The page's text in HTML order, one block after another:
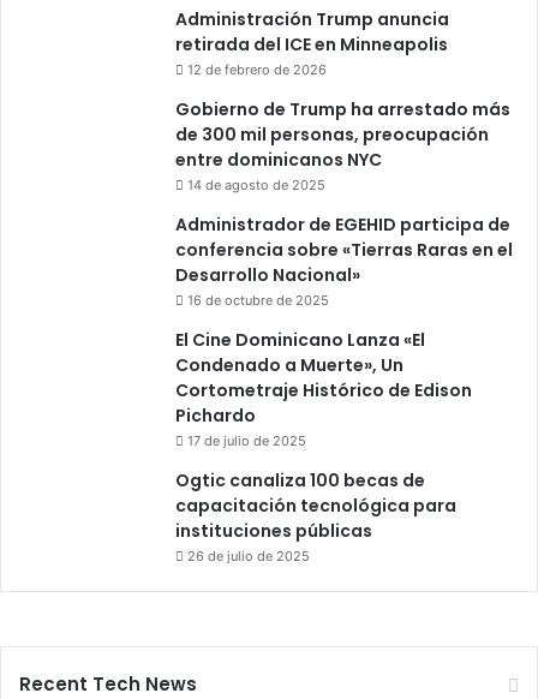
Administración Trump anuncia
retirada del ICE en Minneapolis
12 de febrero de 2026
Gobierno de Trump ha arrestado más
de 300 mil personas, preocupación
entre dominicanos NYC
14 de agosto de 2025
Administrador de EGEHID participa de
conferencia sobre «Tierras Raras en el
Desarrollo Nacional»
16 de octubre de 2025
El Cine Dominicano Lanza «El
Condenado a Muerte», Un
Cortometraje Histórico de Edison
Pichardo
17 de julio de 2025
Ogtic canaliza 100 becas de
capacitación tecnológica para
instituciones públicas
26 de julio de 2025
Recent Tech News